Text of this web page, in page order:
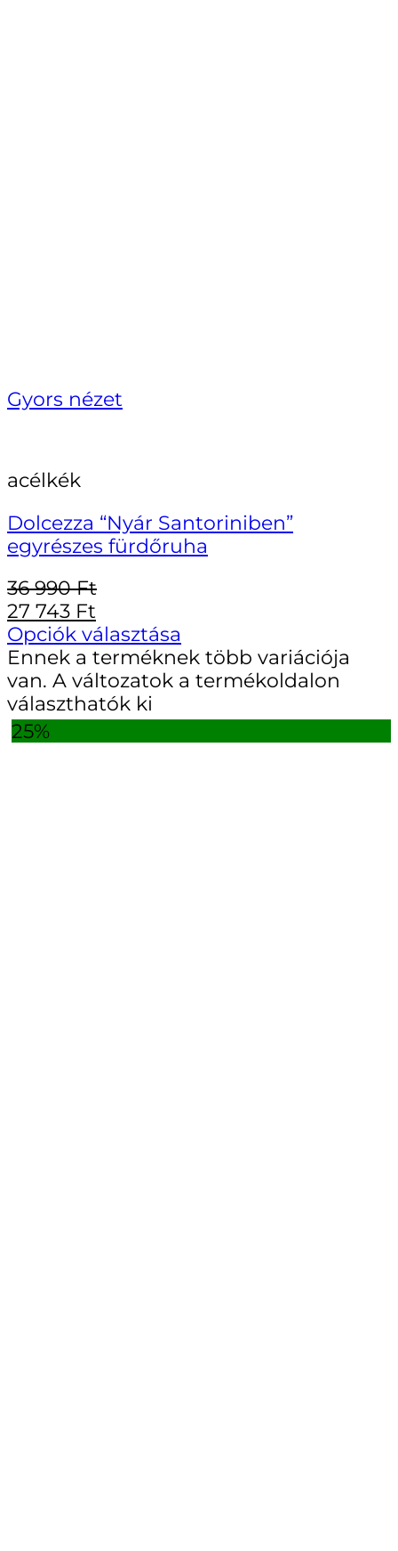
Gyors nézet
acélkék
Dolcezza “Nyár Santoriniben”
egyrészes fürdőruha
36 990Ft
27 743 Ft
Opciók választása
Ennek a terméknek több variációja
van. A változatok a termékoldalon
választhatók ki
25%